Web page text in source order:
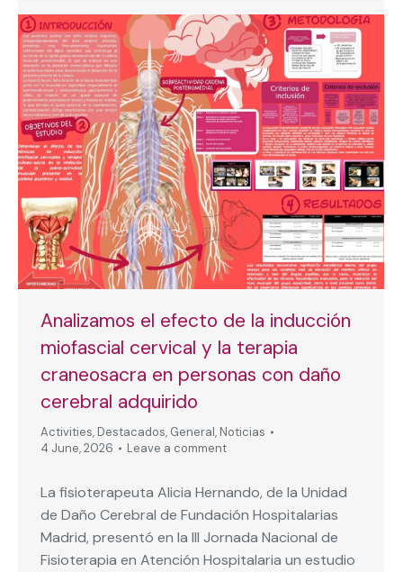
Analizamos el efecto de la inducción
miofascial cervical y la terapia
craneosacra en personas con daño
cerebral adquirido
Activities, Destacados, General, Noticias
4 June, 2026
Leave a comment
La fisioterapeuta Alicia Hernando, de la Unidad
de Daño Cerebral de Fundación Hospitalarias
Madrid, presentó en la III Jornada Nacional de
Fisioterapia en Atención Hospitalaria un estudio